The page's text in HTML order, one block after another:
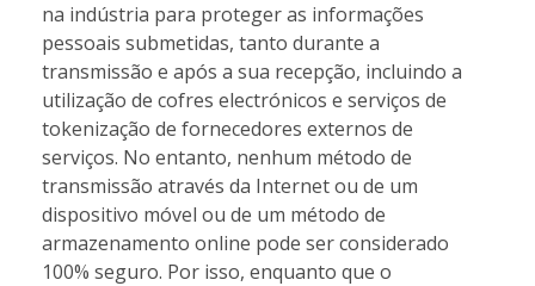
na indústria para proteger as informações
pessoais submetidas, tanto durante a
transmissão e após a sua recepção, incluindo a
utilização de cofres electrónicos e serviços de
tokenização de fornecedores externos de
serviços. No entanto, nenhum método de
transmissão através da Internet ou de um
dispositivo móvel ou de um método de
armazenamento online pode ser considerado
100% seguro. Por isso, enquanto que o